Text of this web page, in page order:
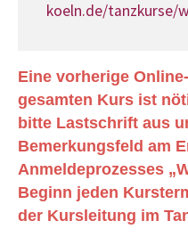
koeln.de/tanzkurse/
Eine vorherige
gesamten Kurs ist
bitte Lastschrift aus
Bemerkungsfeld am
Anmeldeprozesses
Beginn jeden
der Kursleitung im